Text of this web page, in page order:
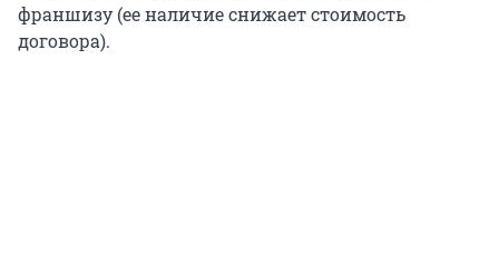
франшизу (ее наличие снижает стоимость
договора).